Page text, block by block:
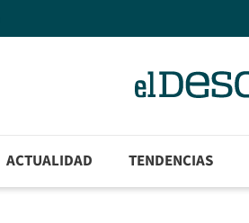
ACTUALIDAD TENDENCIAS